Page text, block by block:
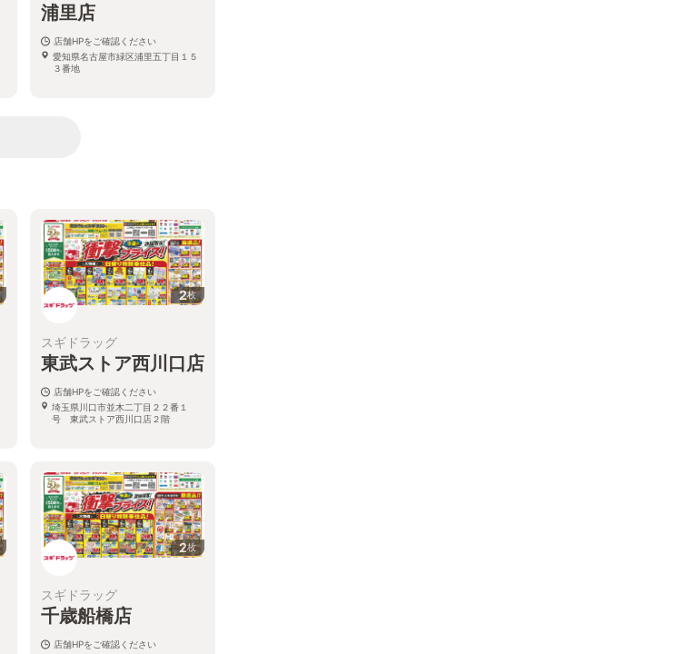
浦里店
店舗HPをご確認ください
愛知県名古屋市緑区浦里五丁目１５
３番地
2枚
スギドラッグ
東武ストア西川口店
店舗HPをご確認ください
埼玉県川口市並木二丁目２２番１
号 東武ストア西川口店２階
2枚
スギドラッグ
千歳船橋店
店舗HPをご確認ください